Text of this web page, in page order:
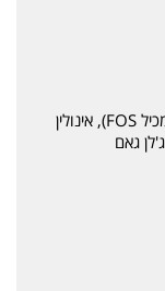
תערובת חיידקים פרוביוטים כמפורט בטבלה (מכיל FOS), אינולין
גאם